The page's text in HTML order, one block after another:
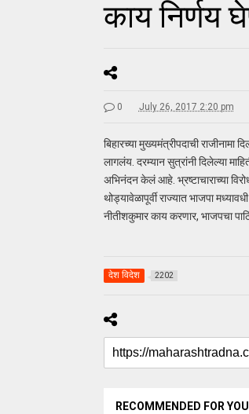
काय निर्णय
0 July 26, 2017 2:20 pm
बिहारच्या मुख्यमंत्रीपदाची
लागलंय. दरम्यान सुत्रांनी दिलेल्या
अभिनंदन केलं आहे. भ्रष्टाचाराच्या
थोड्यावेळापूर्वी राज्यात भाजपा
नीतीशकुमार काय करणार, भाजपचा
देश विदेश 2202
RECOMMENDED FOR YOU